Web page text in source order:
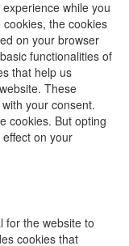
while you
the cookies
on your browser
functionalities of
that help us
These
your consent.
cookies. But opting
on your
for the website to
cookies that